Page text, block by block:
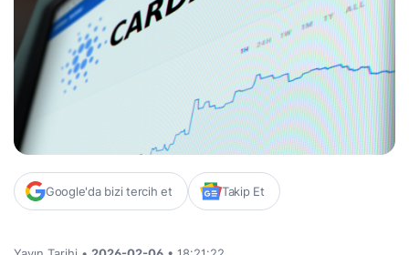
Google'da bizi tercih et Takip Et